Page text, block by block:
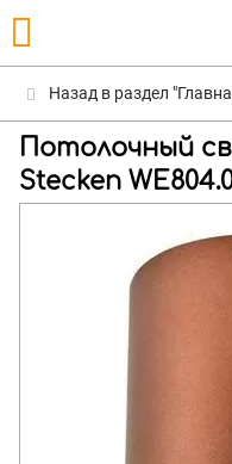
Назад в раздел
Потолочный
Stecken